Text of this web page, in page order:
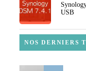
USB
NOS DERNIERS